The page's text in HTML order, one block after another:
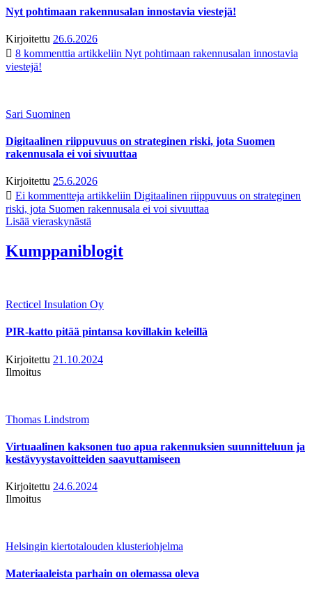
Nyt pohtimaan rakennusalan innostavia viestejä!
Kirjoitettu 26.6.2026
8 kommenttia artikkeliin Nyt pohtimaan rakennusalan innostavia
viestejä!
Sari Suominen
Digitaalinen riippuvuus on strateginen riski, jota Suomen
rakennusala ei voi sivuuttaa
Kirjoitettu 25.6.2026
Ei kommentteja artikkeliin Digitaalinen riippuvuus on strateginen
riski, jota Suomen rakennusala ei voi sivuuttaa
Lisää vieraskynästä
Kumppaniblogit
Recticel Insulation Oy
PIR-katto pitää pintansa kovillakin keleillä
Kirjoitettu 21.10.2024
Ilmoitus
Thomas Lindstrom
Virtuaalinen kaksonen tuo apua rakennuksien suunnitteluun ja
kestävyystavoitteiden saavuttamiseen
Kirjoitettu 24.6.2024
Ilmoitus
Helsingin kiertotalouden klusteriohjelma
Materiaaleista parhain on olemassa oleva